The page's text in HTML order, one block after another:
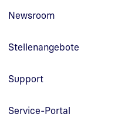
Newsroom
Stellenangebote
Support
Service-Portal